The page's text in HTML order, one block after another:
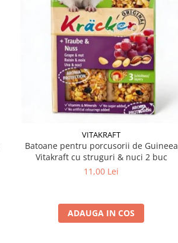
VITAKRAFT
Batoane pentru porcusorii de Guineea
Vitakraft cu struguri & nuci 2 buc
11,00 Lei
ADAUGA IN COS